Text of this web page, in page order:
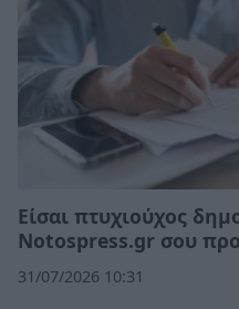
Eίσαι πτυχιούχος
Notospress.gr σου
31/07/2026 10:31